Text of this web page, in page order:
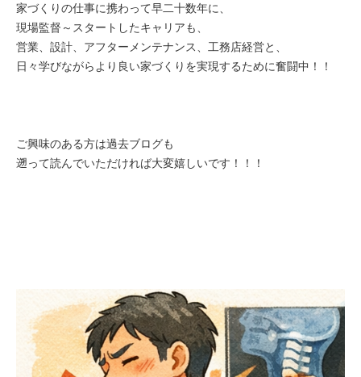
家づくりの仕事に携わって早二十数年に、
現場監督～スタートしたキャリアも、
営業、設計、アフターメンテナンス、工務店経営と、
日々学びながらより良い家づくりを実現するために奮闘中！！
ご興味のある方は過去ブログも
遡って読んでいただければ大変嬉しいです！！！